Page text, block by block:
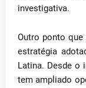
investigativa.
Outro ponto
estratégia
Latina. Desde o
tem ampliado